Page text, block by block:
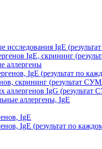
IgE
IgE, скрининг
аллергены
IgE (результат по
скрининг (результат
аллергенов IgG
аллергены, IgE
IgE
IgE (результат по